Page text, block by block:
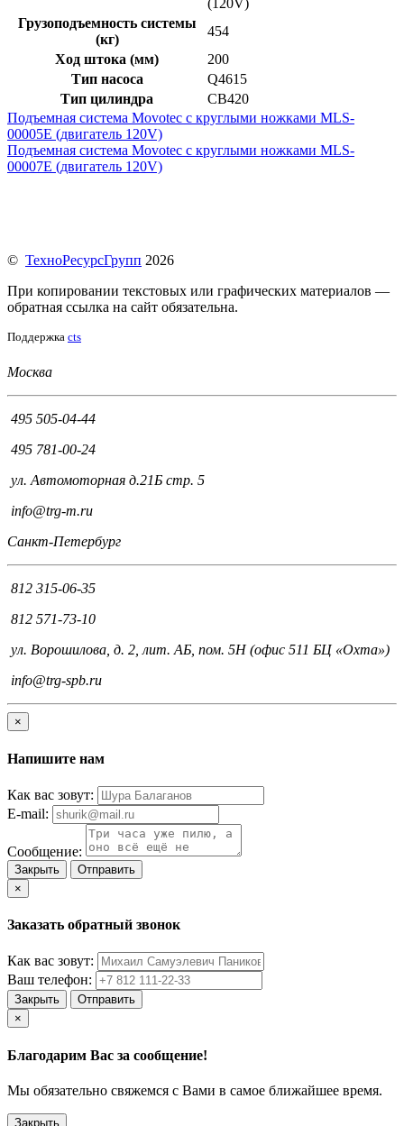
(120V)
Грузоподъемность системы
(кг)
454
Ход штока (мм)
200
Тип насоса
Q4615
Тип цилиндра
CB420
Подъемная система Movotec с круглыми ножками MLS-
00005E (двигатель 120V)
Подъемная система Movotec с круглыми ножками MLS-
00007E (двигатель 120V)
© ТехноРесурсГрупп 2026
При копировании текстовых или графических материалов —
обратная ссылка на сайт обязательна.
Поддержка cts
Москва
495 505-04-44
495 781-00-24
ул. Автомоторная д.21Б стр. 5
info@trg-m.ru
Санкт-Петербург
812 315-06-35
812 571-73-10
ул. Ворошилова, д. 2, лит. АБ, пом. 5Н (офис 511 БЦ «Охта»)
info@trg-spb.ru
×
Напишите нам
Как вас зовут:
E-mail:
Сообщение:
Закрыть
Отправить
×
Заказать обратный звонок
Как вас зовут:
Ваш телефон:
Закрыть
Отправить
×
Благодарим Вас за сообщение!
Мы обязательно свяжемся с Вами в самое ближайшее время.
Закрыть